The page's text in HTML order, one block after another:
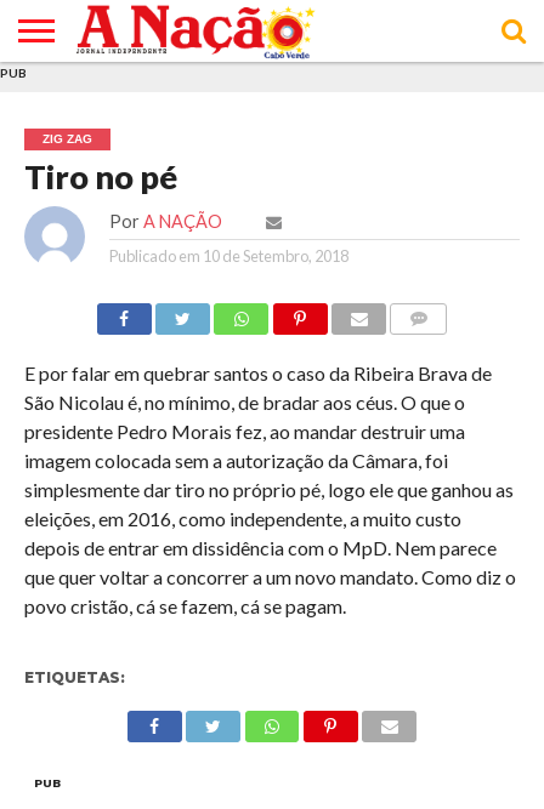
E DE
COOKIES
DE
UTILIZAÇÃO
PUB
ZIG ZAG
Tiro no pé
Por A NAÇÃO
Publicado em 10 de Setembro, 2018
E por falar em quebrar santos o caso da Ribeira Brava de
São Nicolau é, no mínimo, de bradar aos céus. O que o
presidente Pedro Morais fez, ao mandar destruir uma
imagem colocada sem a autorização da Câmara, foi
simplesmente dar tiro no próprio pé, logo ele que ganhou as
eleições, em 2016, como independente, a muito custo
depois de entrar em dissidência com o MpD. Nem parece
que quer voltar a concorrer a um novo mandato. Como diz o
povo cristão, cá se fazem, cá se pagam.
ETIQUETAS:
PUB